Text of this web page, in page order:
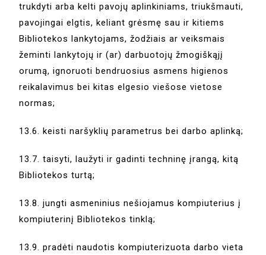
trukdyti arba kelti pavojų aplinkiniams, triukšmauti,
pavojingai elgtis, keliant grėsmę sau ir kitiems
Bibliotekos lankytojams, žodžiais ar veiksmais
žeminti lankytojų ir (ar) darbuotojų žmogiškąjį
orumą, ignoruoti bendruosius asmens higienos
reikalavimus bei kitas elgesio viešose vietose
normas;
13.6. keisti naršyklių parametrus bei darbo aplinką;
13.7. taisyti, laužyti ir gadinti techninę įrangą, kitą
Bibliotekos turtą;
13.8. jungti asmeninius nešiojamus kompiuterius į
kompiuterinį Bibliotekos tinklą;
13.9. pradėti naudotis kompiuterizuota darbo vieta